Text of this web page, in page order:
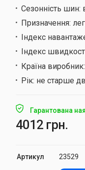
Сезонність шин:
Призначення:
Індекс
Індекс
Країна виробник:
Рік: не старше
Гарантована
4012 грн.
Артикул 23529